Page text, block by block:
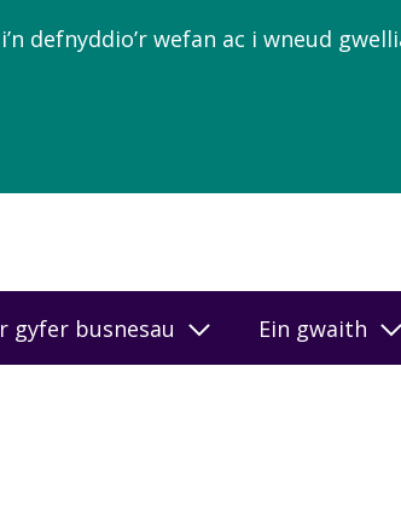
defnyddio’r wefan ac i wneud
gyfer busnesau Ein gwaith